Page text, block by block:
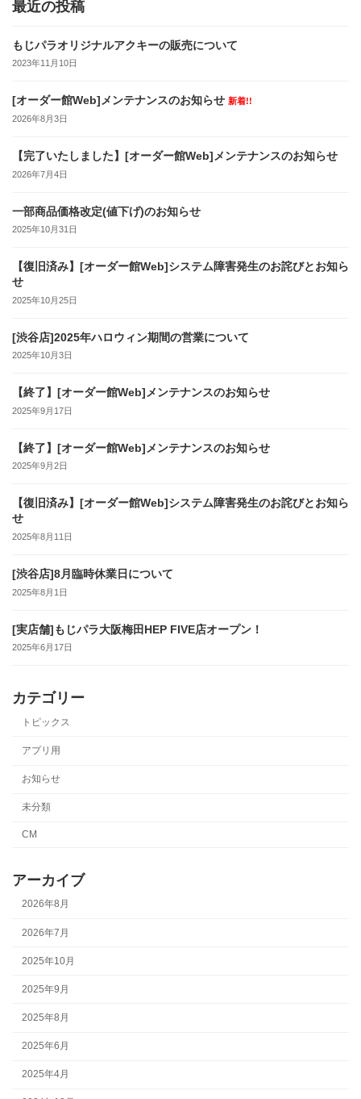
最近の投稿
もじパラオリジナルアクキーの販売について
2023年11月10日
[オーダー館Web]メンテナンスのお知らせ 新着!!
2026年8月3日
【完了いたしました】[オーダー館Web]メンテナンスのお知らせ
2026年7月4日
一部商品価格改定(値下げ)のお知らせ
2025年10月31日
【復旧済み】[オーダー館Web]システム障害発生のお詫びとお知ら
せ
2025年10月25日
[渋谷店]2025年ハロウィン期間の営業について
2025年10月3日
【終了】[オーダー館Web]メンテナンスのお知らせ
2025年9月17日
【終了】[オーダー館Web]メンテナンスのお知らせ
2025年9月2日
【復旧済み】[オーダー館Web]システム障害発生のお詫びとお知ら
せ
2025年8月11日
[渋谷店]8月臨時休業日について
2025年8月1日
[実店舗]もじパラ大阪梅田HEP FIVE店オープン！
2025年6月17日
カテゴリー
トピックス
アプリ用
お知らせ
未分類
CM
アーカイブ
2026年8月
2026年7月
2025年10月
2025年9月
2025年8月
2025年6月
2025年4月